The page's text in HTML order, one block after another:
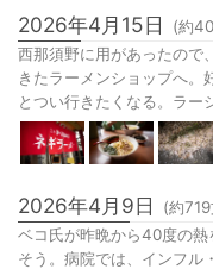
2026年4月15日 (約
西那須野に用があったので
きたラーメンショップへ。
とつい行きたくなる。ラー
2026年4月9日 (約719
ベコ氏が昨晩から40度の
そう。病院では、インフル